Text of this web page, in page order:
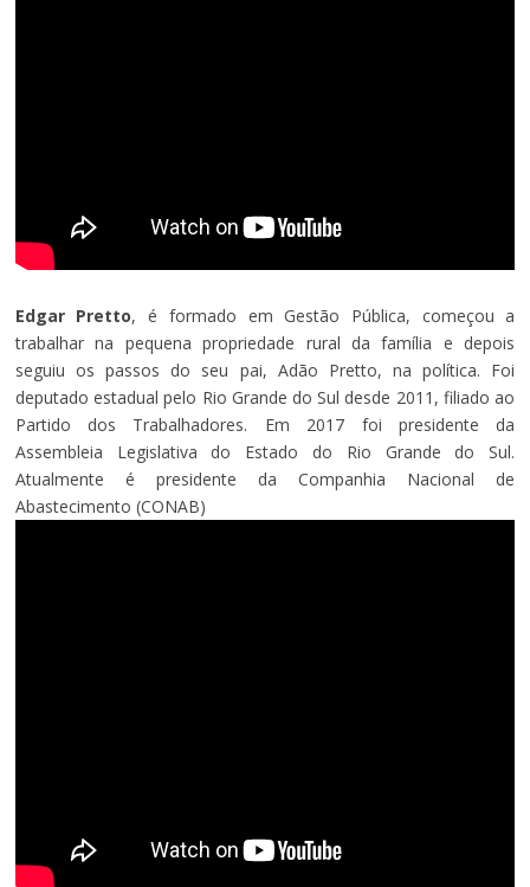
Edgar Pretto, é formado em Gestão Pública, começou a
trabalhar na pequena propriedade rural da família e depois
seguiu os passos do seu pai, Adão Pretto, na política. Foi
deputado estadual pelo Rio Grande do Sul desde 2011, filiado ao
Partido dos Trabalhadores. Em 2017 foi presidente da
Assembleia Legislativa do Estado do Rio Grande do Sul.
Atualmente é presidente da Companhia Nacional de
Abastecimento (CONAB)